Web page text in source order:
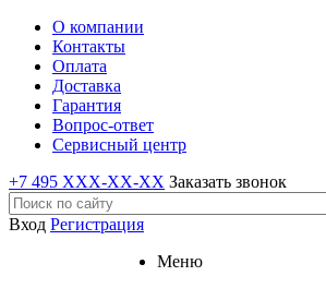
О компании
Контакты
Оплата
Доставка
Гарантия
Вопрос-ответ
Сервисный центр
+7 495 XXX-XX-XX Заказать звонок
Вход Регистрация
Меню